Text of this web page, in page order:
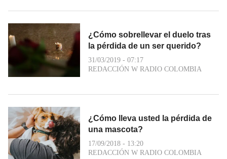
¿Cómo sobrellevar el duelo tras
la pérdida de un ser querido?
31/03/2019 - 07:17
REDACCIÓN W RADIO COLOMBIA
¿Cómo lleva usted la pérdida de
una mascota?
17/09/2018 - 13:20
REDACCIÓN W RADIO COLOMBIA